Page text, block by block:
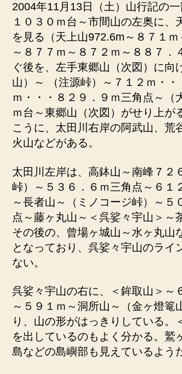
2004年11月13日（土）山行記の
１０３０ｍ台～市間山の左奥に、
を見る（天上山972.6m～８７１
～８７７ｍ～８７２ｍ～８８７．
ぐ後を、左手東郷山（次図）に向
山）～ （注源峠）～７１２ｍ・・
ｍ・・・８２９．９ｍ三角点～（
ｍ台～東郷山（次図）がせり上が
こうに、太田川右岸の阿武山、荒
火山などがある。
太田川左岸は、高鉢山～南峰７２
峠）～５３６．６ｍ三角点～６１
～長者山～（ミノコージ峠）～５
点～藤ヶ丸山～＜呉娑々宇山＞～
その後の、曾場ヶ城山～水ヶ丸山
となっており、呉娑々宇山のライ
ない。
呉娑々宇山の右に、＜鉾取山＞～
～５９１ｍ～洞所山～（金ヶ燈篭
り、山の形がはっきりしている。
を出しているのもよく分かる。鷲
島などの島嶼部も見えているよう